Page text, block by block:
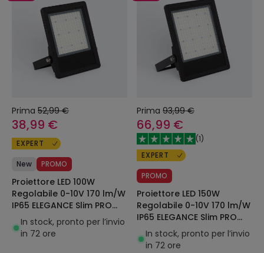
Prima 52,99 €
38,99 €
EXPERT
New PROMO
Proiettore LED 100W
Regolabile 0-10V 170 lm/W
IP65 ELEGANCE Slim PRO
Nero
In stock, pronto per l’invio
in 72 ore
Prima 93,99 €
66,99 €
(1)
EXPERT
PROMO
Proiettore LED 150W
Regolabile 0-10V 170 lm/W
IP65 ELEGANCE Slim PRO
Nero
In stock, pronto per l’invio
in 72 ore